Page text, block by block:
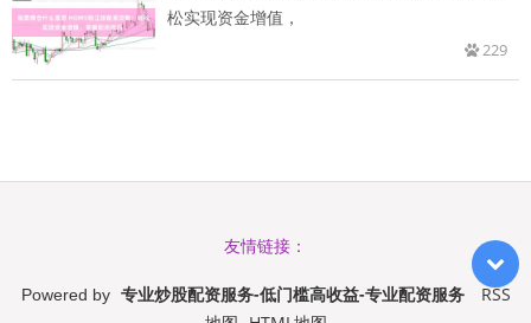
松实现资金增值，
229
友情链接：
Powered by 专业炒股配资服务-低门槛高收益-专业配资服务
RSS